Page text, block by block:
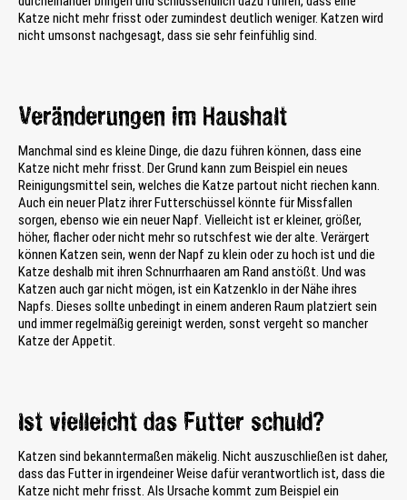
Katze nicht mehr frisst oder zumindest deutlich weniger. Katzen wird
nicht umsonst nachgesagt, dass sie sehr feinfühlig sind.
Veränderungen im Haushalt
Manchmal sind es kleine Dinge, die dazu führen können, dass eine
Katze nicht mehr frisst. Der Grund kann zum Beispiel ein neues
Reinigungsmittel sein, welches die Katze partout nicht riechen kann.
Auch ein neuer Platz ihrer Futterschüssel könnte für Missfallen
sorgen, ebenso wie ein neuer Napf. Vielleicht ist er kleiner, größer,
höher, flacher oder nicht mehr so rutschfest wie der alte. Verärgert
können Katzen sein, wenn der Napf zu klein oder zu hoch ist und die
Katze deshalb mit ihren Schnurrhaaren am Rand anstößt. Und was
Katzen auch gar nicht mögen, ist ein Katzenklo in der Nähe ihres
Napfs. Dieses sollte unbedingt in einem anderen Raum platziert sein
und immer regelmäßig gereinigt werden, sonst vergeht so mancher
Katze der Appetit.
Ist vielleicht das Futter schuld?
Katzen sind bekanntermaßen mäkelig. Nicht auszuschließen ist daher,
dass das Futter in irgendeiner Weise dafür verantwortlich ist, dass die
Katze nicht mehr frisst. Als Ursache kommt zum Beispiel ein